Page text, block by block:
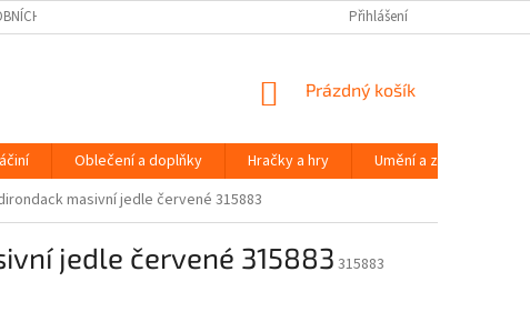
ÚDAJŮ Přihlášení
NÁKUPNÍ
Prázdný košík
Oblečení a doplňky Hračky a hry Umění a zábava
masivní jedle červené 315883
jedle červené 315883 315883